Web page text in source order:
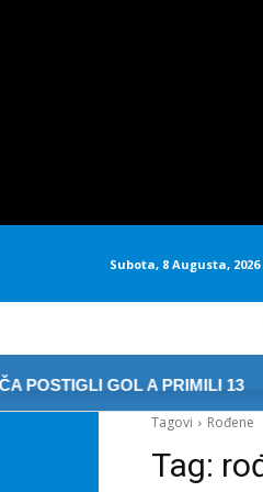
Subota, 8 Augusta, 2026
GOL A PRIMILI 13
Tagovi
Rođene
Tag: